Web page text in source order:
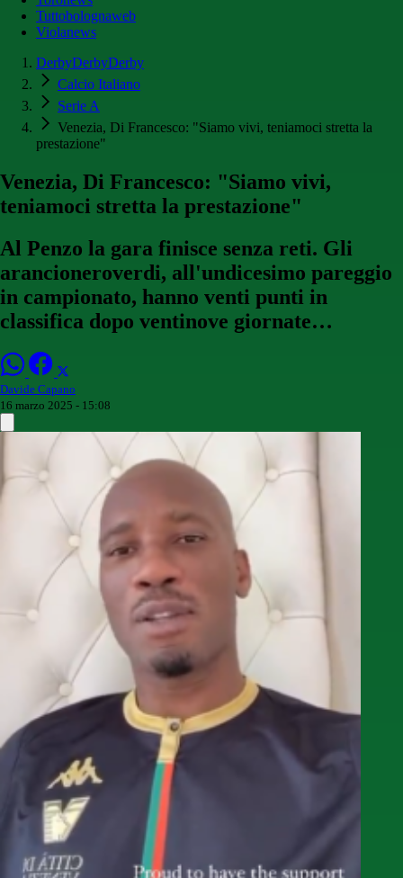
Tuttobolognaweb
Violanews
DerbyDerbyDerby
Calcio Italiano
Serie A
Venezia, Di Francesco: "Siamo vivi, teniamoci stretta la
prestazione"
Venezia, Di Francesco: "Siamo vivi,
teniamoci stretta la prestazione"
Al Penzo la gara finisce senza reti. Gli
arancioneroverdi, all'undicesimo pareggio
in campionato, hanno venti punti in
classifica dopo ventinove giornate…
Davide Capano
16 marzo 2025 - 15:08